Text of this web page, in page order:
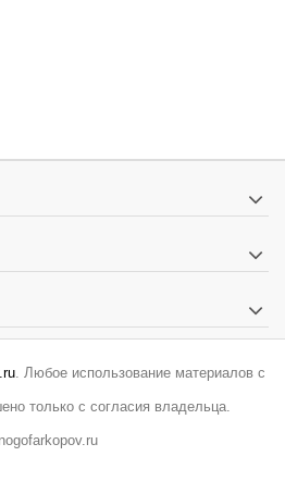
. Любое использование материалов с
только с согласия владельца.